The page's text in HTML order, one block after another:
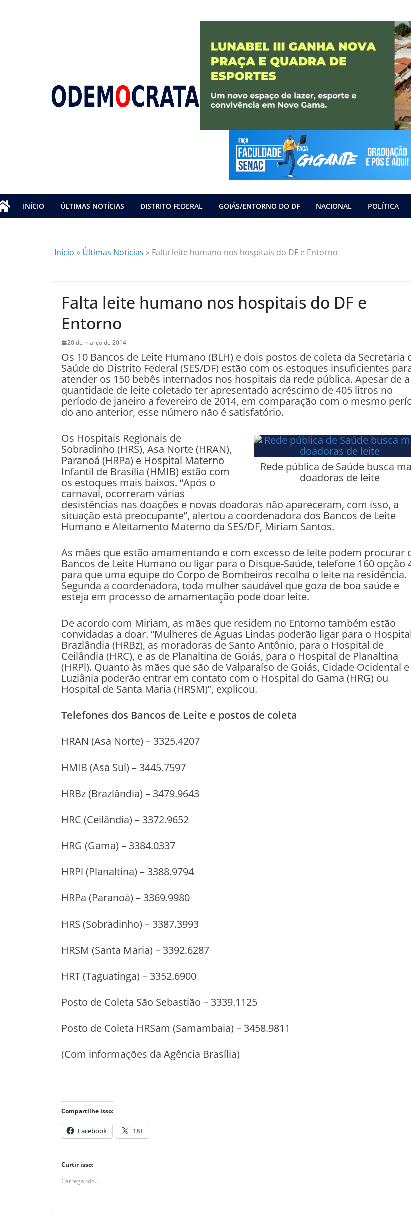
INÍCIO ÚLTIMAS NOTÍCIAS DISTRITO FEDERAL GOIÁS/ENTORNO DO DF NACIONAL POLÍTICA
Início » Últimas Noticias » Falta leite humano nos hospitais do DF e Entorno
Falta leite humano nos hospitais do DF e
Entorno
20 de março de 2014
Os 10 Bancos de Leite Humano (BLH) e dois postos de coleta da Secretaria
Saúde do Distrito Federal (SES/DF) estão com os estoques insuficientes
atender os 150 bebês internados nos hospitais da rede pública. Apesar de a
quantidade de leite coletado ter apresentado acréscimo de 405 litros no
período de janeiro a fevereiro de 2014, em comparação com o mesmo
do ano anterior, esse número não é satisfatório.
Rede pública de Saúde busca
doadoras de leite
Os Hospitais Regionais de
Sobradinho (HRS), Asa Norte (HRAN),
Paranoá (HRPa) e Hospital Materno
Infantil de Brasília (HMIB) estão com
os estoques mais baixos. “Após o
carnaval, ocorreram várias
desistências nas doações e novas doadoras não apareceram, com isso, a
situação está preocupante”, alertou a coordenadora dos Bancos de Leite
Humano e Aleitamento Materno da SES/DF, Miriam Santos.
As mães que estão amamentando e com excesso de leite podem procurar
Bancos de Leite Humano ou ligar para o Disque-Saúde, telefone 160 opção
para que uma equipe do Corpo de Bombeiros recolha o leite na residência.
Segunda a coordenadora, toda mulher saudável que goza de boa saúde e
esteja em processo de amamentação pode doar leite.
De acordo com Miriam, as mães que residem no Entorno também estão
convidadas a doar. “Mulheres de Águas Lindas poderão ligar para o
Brazlândia (HRBz), as moradoras de Santo Antônio, para o Hospital de
Ceilândia (HRC), e as de Planaltina de Goiás, para o Hospital de Planaltina
(HRPl). Quanto às mães que são de Valparaíso de Goiás, Cidade Ocidental
Luziânia poderão entrar em contato com o Hospital do Gama (HRG) ou
Hospital de Santa Maria (HRSM)”, explicou.
Telefones dos Bancos de Leite e postos de coleta
HRAN (Asa Norte) – 3325.4207
HMIB (Asa Sul) – 3445.7597
HRBz (Brazlândia) – 3479.9643
HRC (Ceilândia) – 3372.9652
HRG (Gama) – 3384.0337
HRPl (Planaltina) – 3388.9794
HRPa (Paranoá) – 3369.9980
HRS (Sobradinho) – 3387.3993
HRSM (Santa Maria) – 3392.6287
HRT (Taguatinga) – 3352.6900
Posto de Coleta São Sebastião – 3339.1125
Posto de Coleta HRSam (Samambaia) – 3458.9811
(Com informações da Agência Brasília)
Compartilhe isso:
Facebook 18+
Curtir isso:
Carregando...